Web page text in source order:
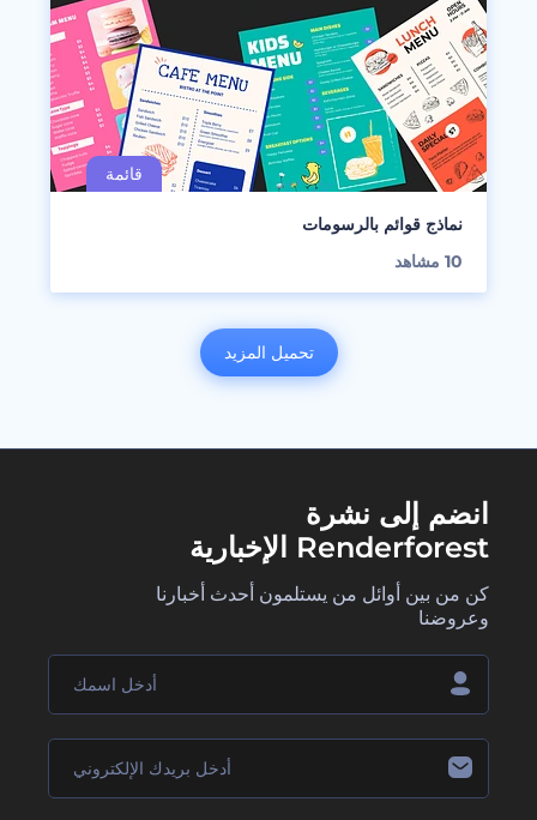
نماذج قوائم بالرسومات
10 مشاهد
تحميل المزيد
انضم إلى نشرة
Renderforest الإخبارية
كن من بين أوائل من يستلمون أحدث أخبارنا
وعروضنا